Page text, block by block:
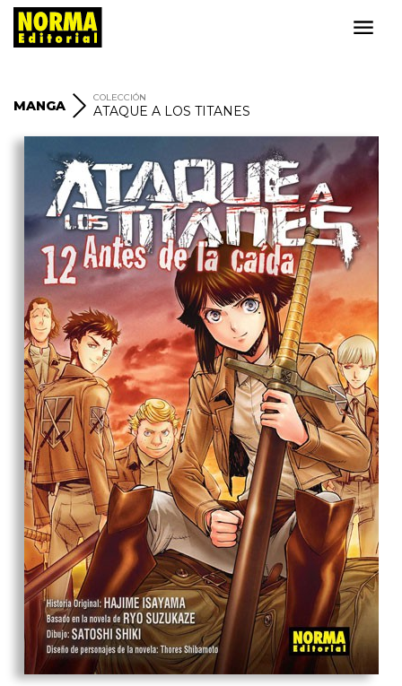
MANGA
COLECCIÓN
ATAQUE A LOS TITANES